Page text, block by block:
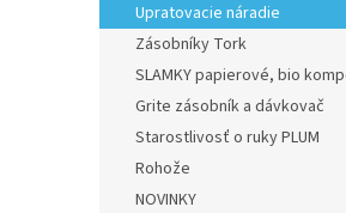
Upratovacie náradie
Zásobníky Tork
SLAMKY papierové, bio
Grite zásobník a dávkovač
Starostlivosť o ruky PLUM
Rohože
NOVINKY